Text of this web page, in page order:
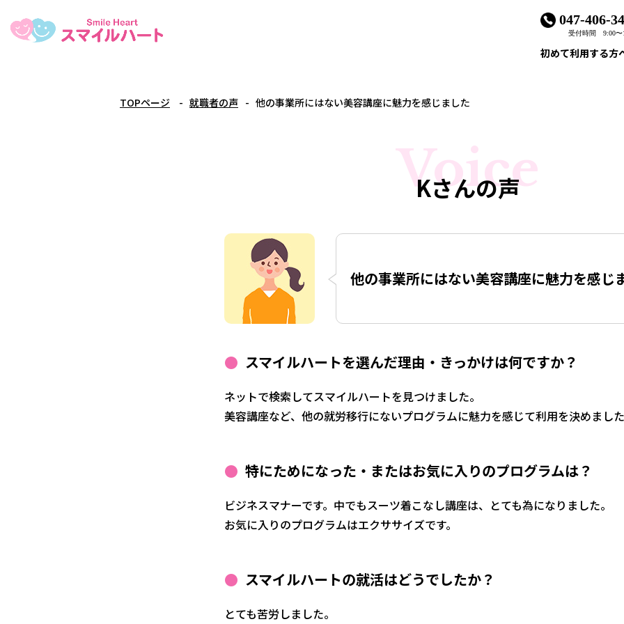
047-406-
受付時間 9:00〜
初めて利用する方
TOPページ 就職者の声 他の事業所にはない美容講座に魅力を感じました
Kさんの声
Voice
他の事業所にはない美容講座に魅力を感じ
スマイルハートを選んだ理由・きっかけは何ですか？
ネットで検索してスマイルハートを見つけました。
美容講座など、他の就労移行にないプログラムに魅力を感じて利用を決めまし
特にためになった・またはお気に入りのプログラムは？
ビジネスマナーです。中でもスーツ着こなし講座は、とても為になりました。
お気に入りのプログラムはエクササイズです。
スマイルハートの就活はどうでしたか？
とても苦労しました。